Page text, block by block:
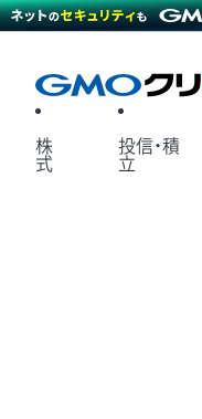
株
式
投信・積
立